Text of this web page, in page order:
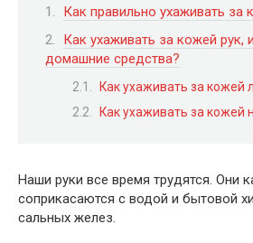
Как правильно ухаживать за
Как ухаживать за кожей рук,
домашние средства?
Как ухаживать за кожей
Как ухаживать за кожей
Наши руки все время трудятся. Они
соприкасаются с водой и бытовой
сальных желез.